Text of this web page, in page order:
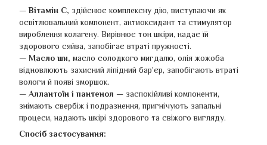
— Вітамін С, здійснює комплексну дію, виступаючи як
освітлювальний компонент, антиоксидант та стимулятор
вироблення колагену. Вирівнює тон шкіри, надає їй
здорового сяйва, запобігає втраті пружності.
— Масло ши, масло солодкого мигдалю, олія жожоба
відновлюють захисний ліпідний бар'єр, запобігають втраті
вологи й появі зморшок.
— Аллантоїн і пантенол — заспокійливі компоненти,
знімають свербіж і подразнення, пригнічують запальні
процеси, надають шкірі здорового та свіжого вигляду.
Спосіб застосування: